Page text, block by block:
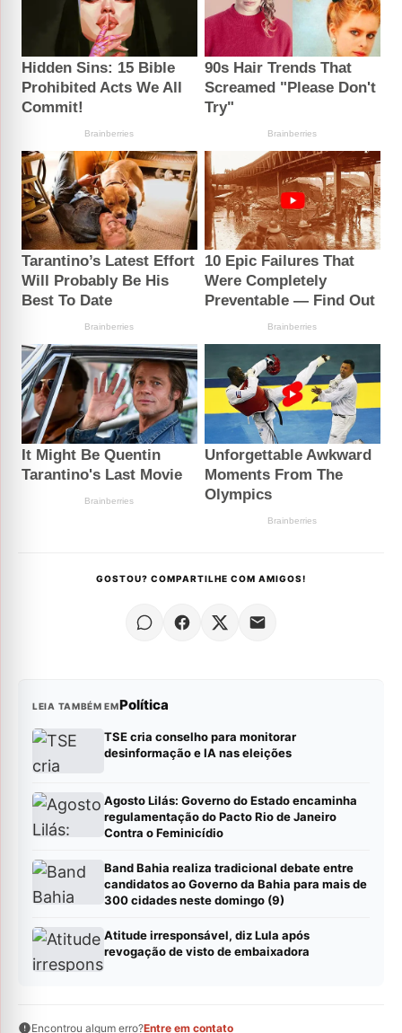
GOSTOU? COMPARTILHE COM AMIGOS!
LEIA TAMBÉM EMPolítica
TSE cria conselho para monitorar
desinformação e IA nas eleições
Agosto Lilás: Governo do Estado encaminha
regulamentação do Pacto Rio de Janeiro
Contra o Feminicídio
Band Bahia realiza tradicional debate entre
candidatos ao Governo da Bahia para mais de
300 cidades neste domingo (9)
Atitude irresponsável, diz Lula após
revogação de visto de embaixadora
Encontrou algum erro?Entre em contato